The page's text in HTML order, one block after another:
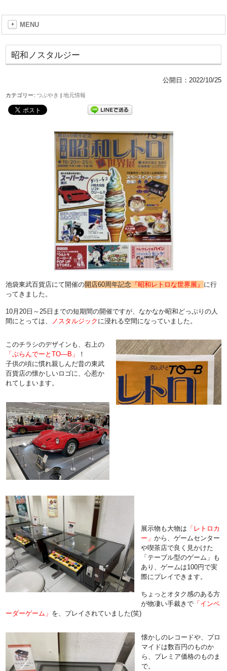
MENU
昭和ノスタルジー
公開日： 2022/10/25
カテゴリー:つぶやき |地元情報
池袋東武百貨店にて開催の開店60周年記念 『昭和レトロな世界展』 に行
ってきました。
10月20日～25日までの短期間の開催ですが、なかなか昭和どっぷりの人
間にとっては、
ノスタルジック に浸れる空間になっていました。
このチラシのデザインも、右上の
「ぶらんでーとTO―B」
！
子供の頃に慣れ親しんだ昔の東武
百貨店の懐かしいロゴに、心惹か
れてしまいます。
展示物も大物は 「レトロカ
ー」 から、ゲームセンター
や喫茶店で良く見かけた
「テーブル型のゲーム」も
あり、ゲームは100円で実
際にプレイできます。
ちょっとオタク感のある方
が物凄い手裁きで 「インベ
ーダーゲーム」 を、プレイされていました(笑)
懐かしのレコードや、プロ
マイドは数百円のものか
ら、プレミア価格のものま
で。